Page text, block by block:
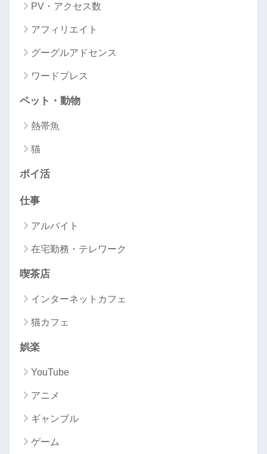
PV・アクセス数
アフィリエイト
グーグルアドセンス
ワードプレス
ペット・動物
熱帯魚
猫
ポイ活
仕事
アルバイト
在宅勤務・テレワーク
喫茶店
インターネットカフェ
猫カフェ
娯楽
YouTube
アニメ
ギャンブル
ゲーム